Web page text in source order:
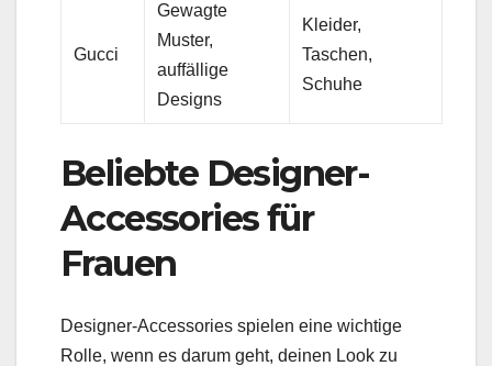
Gucci
Gewagte
Muster,
auffällige
Designs
Kleider,
Taschen,
Schuhe
Beliebte Designer-
Accessories für
Frauen
Designer-Accessories spielen eine wichtige
Rolle, wenn es darum geht, deinen Look zu